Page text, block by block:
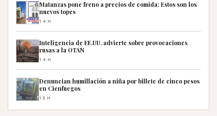
Matanzas pone freno a precios de comida: Estos son los
nuevos topes
14H
Inteligencia de EE.UU. advierte sobre provocaciones
rusas a la OTAN
14H
Denuncian humillación a niña por billete de cinco pesos
en Cienfuegos
15H